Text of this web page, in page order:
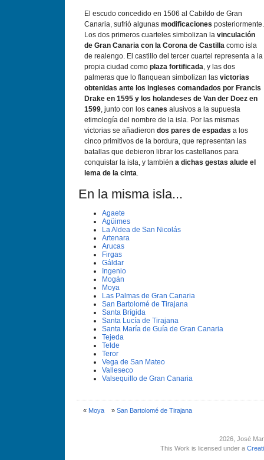
El escudo concedido en 1506 al Cabildo de Gran
Canaria, sufrió algunas modificaciones posteriormente.
Los dos primeros cuarteles simbolizan la vinculación
de Gran Canaria con la Corona de Castilla como isla
de realengo. El castillo del tercer cuartel representa a la
propia ciudad como plaza fortificada, y las dos
palmeras que lo flanquean simbolizan las victorias
obtenidas ante los ingleses comandados por Francis
Drake en 1595 y los holandeses de Van der Doez en
1599, junto con los canes alusivos a la supuesta
etimología del nombre de la isla. Por las mismas
victorias se añadieron dos pares de espadas a los
cinco primitivos de la bordura, que representan las
batallas que debieron librar los castellanos para
conquistar la isla, y también a dichas gestas alude el
lema de la cinta.
En la misma isla...
Agaete
Agüimes
La Aldea de San Nicolás
Artenara
Arucas
Firgas
Gáldar
Ingenio
Mogán
Moya
Las Palmas de Gran Canaria
San Bartolomé de Tirajana
Santa Brí­gida
Santa Lucí­a de Tirajana
Santa Marí­a de Guí­a de Gran Canaria
Tejeda
Telde
Teror
Vega de San Mateo
Valleseco
Valsequillo de Gran Canaria
« Moya» San Bartolomé de Tirajana
2026, José
This Work is licensed under a